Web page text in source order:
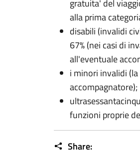
gratuita' del
alla prima
disabili (invalidi
67% (nei casi di
all'eventuale
i minori invalidi
accompagnatore);
funzioni proprie
Share: